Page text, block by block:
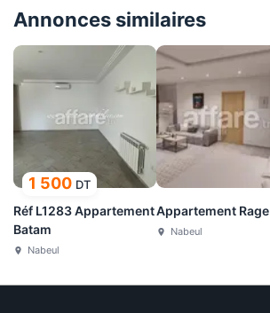
Annonces similaires
1 500 DT
Réf L1283 Appartement
Batam
Nabeul
Appartement Rage
Nabeul